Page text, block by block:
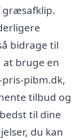
græsafklip.
bidrage til
at bruge en
pibm.dk,
tilbud og
til dine
du kan